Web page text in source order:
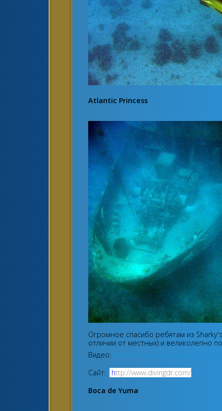
Atlantic Princess
Огромное спасибо ребятам из
отличии от местных) и великолепно
Видео:
Сайт:
http://www.divingdr.com/
Boca de Yuma